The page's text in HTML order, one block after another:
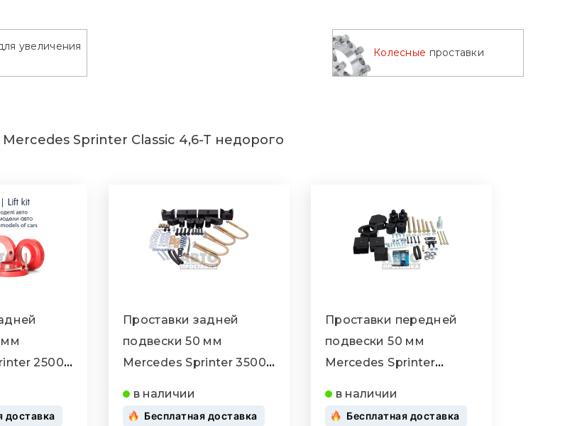
увеличения
Колесные проставки
Sprinter Classic 4,6-T недорого
мм
2500
доставка
Проставки задней
подвески 50 мм
Mercedes Sprinter 3500
в наличии
Бесплатная доставка
Проставки передней
подвески 50 мм
Mercedes Sprinter
в наличии
Бесплатная доставка